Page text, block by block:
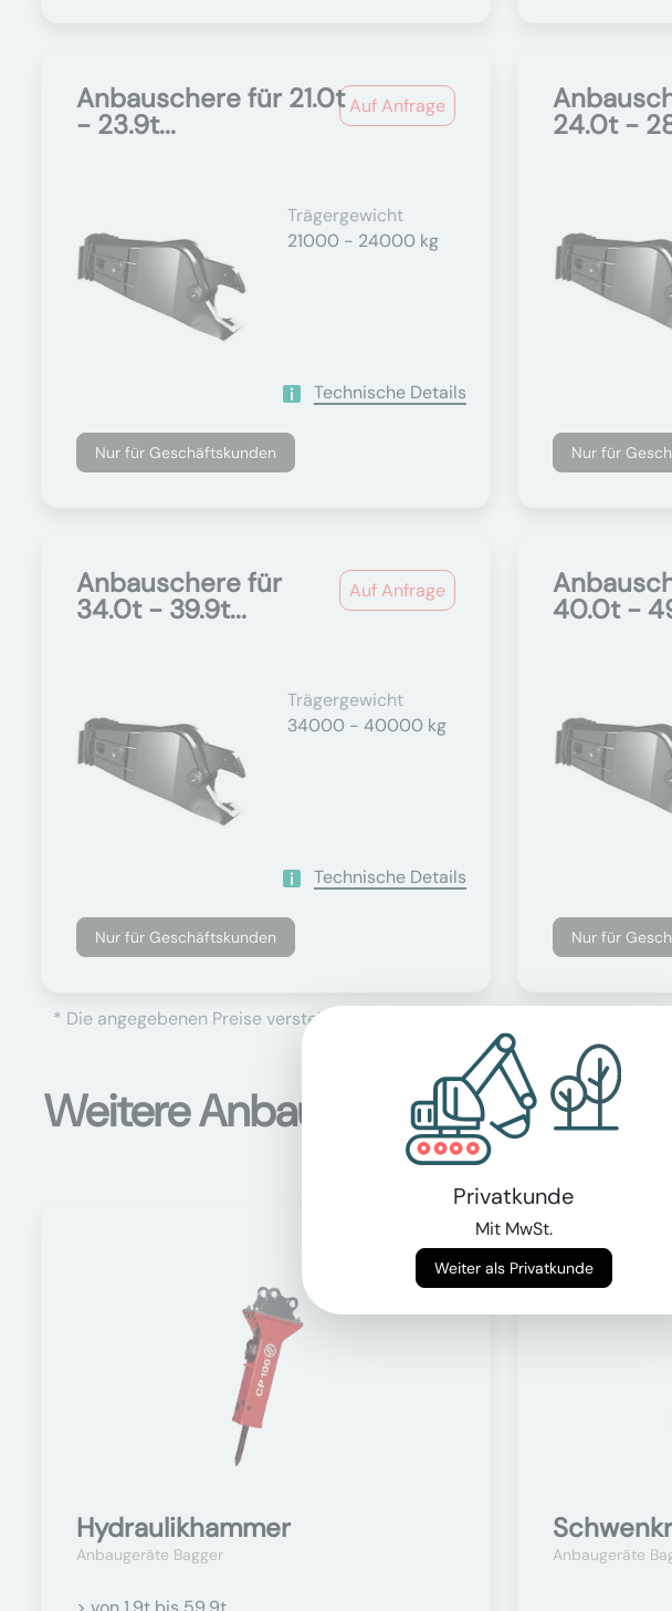
Auf Anfrage
Anbauschere für 21.0t
- 23.9t...
Trägergewicht
21000 - 24000 kg
Technische Details
Nur für Geschäftskunden
24.0t -
Nur für
Auf Anfrage
Anbauschere für
34.0t - 39.9t...
Trägergewicht
34000 - 40000 kg
Technische Details
Nur für Geschäftskunden
40.0t -
Nur für
* Die angegebenen Preise verstehen sich als Netto-Preise, zuzüglich der
Weitere Anbaugeräte Bagger
Auf Anfrage
Hydraulikhammer
Anbaugeräte Bagger Anbaugeräte
Privatkunde
Mit MwSt.
Weiter als Privatkunde